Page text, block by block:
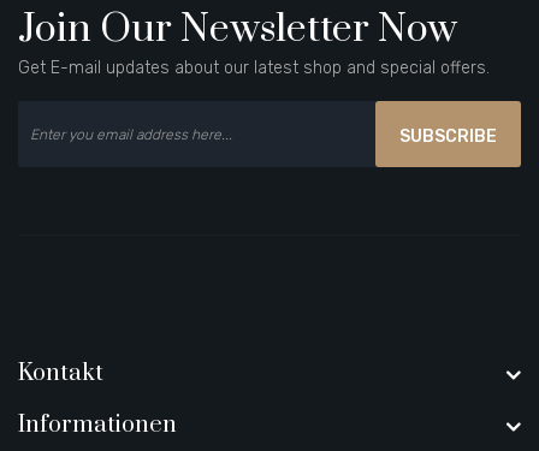
Join Our Newsletter Now
Get E-mail updates about our latest shop and special offers.
SUBSCRIBE
Kontakt
Informationen